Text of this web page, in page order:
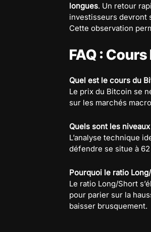
longues. Un retour
investisseurs devront
Cette observation
FAQ :
Quel est le cours du
Le prix du Bitcoin se
sur les marchés
Quels sont les
L’analyse technique
défendre se situe à
Pourquoi le ratio
Le ratio Long/Short
pour parier sur la
baisser brusquement.